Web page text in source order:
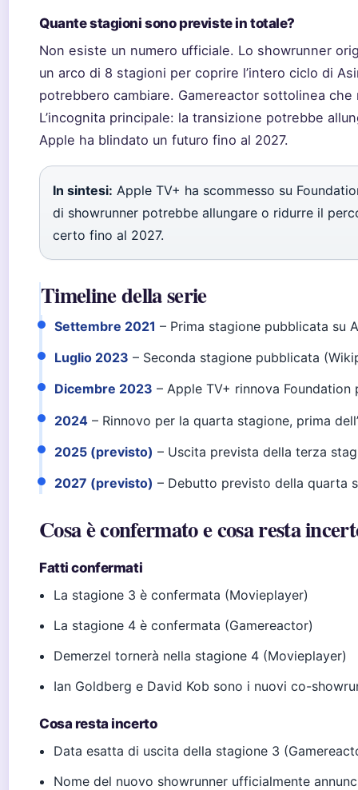
Quante stagioni sono previste in totale?
Non esiste un numero ufficiale. Lo showrunner
un arco di 8 stagioni per coprire l’intero ciclo di
potrebbero cambiare. Gamereactor sottolinea
L’incognita principale: la transizione potrebbe
Apple ha blindato un futuro fino al 2027.
In sintesi: Apple TV+ ha scommesso su
di showrunner potrebbe allungare o ridurre il
certo fino al 2027.
Timeline della serie
Settembre 2021 – Prima stagione pubblicata su
Luglio 2023 – Seconda stagione pubblicata
Dicembre 2023 – Apple TV+ rinnova
2024 – Rinnovo per la quarta stagione, prima
2025 (previsto) – Uscita prevista della terza
2027 (previsto) – Debutto previsto della quarta
Cosa è confermato e cosa resta
Fatti confermati
La stagione 3 è confermata (Movieplayer)
La stagione 4 è confermata (Gamereactor)
Demerzel tornerà nella stagione 4 (Movieplayer)
Ian Goldberg e David Kob sono i nuovi co-
Cosa resta incerto
Data esatta di uscita della stagione 3
Nome del nuovo showrunner ufficialmente